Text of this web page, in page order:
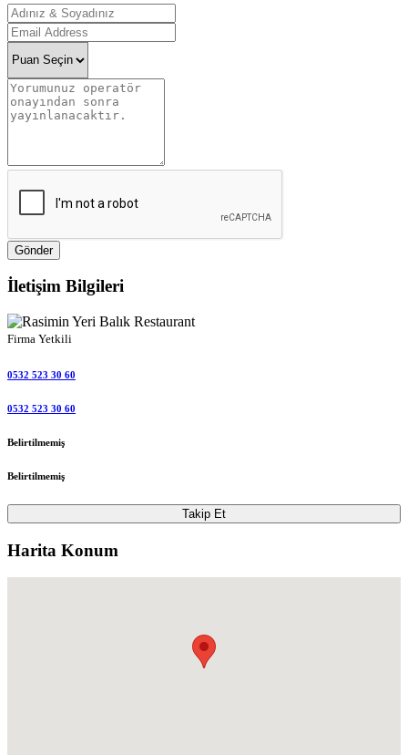
Gönder
İletişim Bilgileri
Firma Yetkili
0532 523 30 60
0532 523 30 60
Belirtilmemiş
Belirtilmemiş
Takip Et
Harita Konum